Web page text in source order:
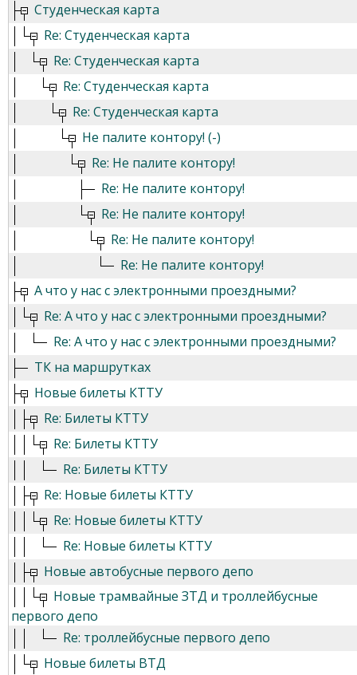
Студенческая карта
Re: Студенческая карта
Re: Студенческая карта
Re: Студенческая карта
Re: Студенческая карта
Не палите контору! (-)
Re: Не палите контору!
Re: Не палите контору!
Re: Не палите контору!
Re: Не палите контору!
Re: Не палите контору!
А что у нас с электронными проездными?
Re: А что у нас с электронными проездными?
Re: А что у нас с электронными проездными?
ТК на маршрутках
Новые билеты КТТУ
Re: Билеты КТТУ
Re: Билеты КТТУ
Re: Билеты КТТУ
Re: Новые билеты КТТУ
Re: Новые билеты КТТУ
Re: Новые билеты КТТУ
Новые автобусные первого депо
Новые трамвайные ЗТД и троллейбусные
первого депо
Re: троллейбусные первого депо
Новые билеты ВТД